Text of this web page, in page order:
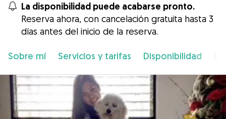
La disponibilidad puede acabarse pronto.
Reserva ahora, con cancelación gratuita hasta 3
días antes del inicio de la reserva.
Sobre mí Servicios y tarifas Disponibilidad